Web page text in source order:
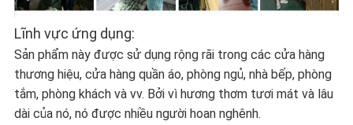
Lĩnh vực ứng dụng:
Sản phẩm này được sử dụng rộng rãi trong các cửa hàng
thương hiệu, cửa hàng quần áo, phòng ngủ, nhà bếp, phòng
tắm, phòng khách và vv. Bởi vì hương thơm tươi mát và lâu
dài của nó, nó được nhiều người hoan nghênh.